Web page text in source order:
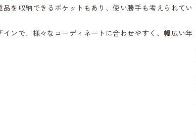
を収納できるポケットもあり、使い勝手も考えられてい
ンで、様々なコーディネートに合わせやすく、幅広い年